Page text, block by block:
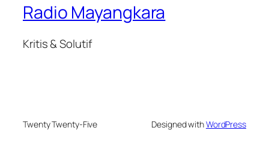
Radio Mayangkara
Kritis & Solutif
Twenty Twenty-Five Designed withWordPress